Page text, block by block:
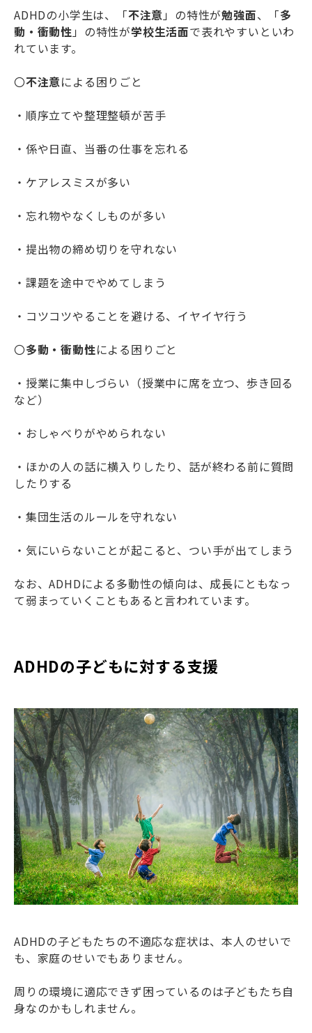
ADHDの小学生は、「不注意 」の特性が勉強面、「多
動・衝動性 」の特性が学校生活面で表れやすいといわ
れています。
〇不注意による困りごと
・順序立てや整理整頓が苦手
・係や日直、当番の仕事を忘れる
・ケアレスミスが多い
・忘れ物やなくしものが多い
・提出物の締め切りを守れない
・課題を途中でやめてしまう
・コツコツやることを避ける、イヤイヤ行う
〇多動・衝動性による困りごと
・授業に集中しづらい（授業中に席を立つ、歩き回る
など）
・おしゃべりがやめられない
・ほかの人の話に横入りしたり、話が終わる前に質問
したりする
・集団生活のルールを守れない
・気にいらないことが起こると、つい手が出てしまう
なお、ADHDによる多動性の傾向は、成長にともなっ
て弱まっていくこともあると言われています。
ADHDの子どもに対する支援
ADHDの子どもたちの不適応な症状は、本人のせいで
も、家庭のせいでもありません。
周りの環境に適応できず困っているのは子どもたち自
身なのかもしれません。